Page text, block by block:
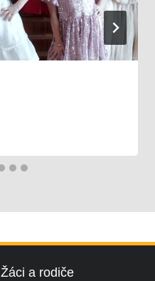
Žáci a rodiče